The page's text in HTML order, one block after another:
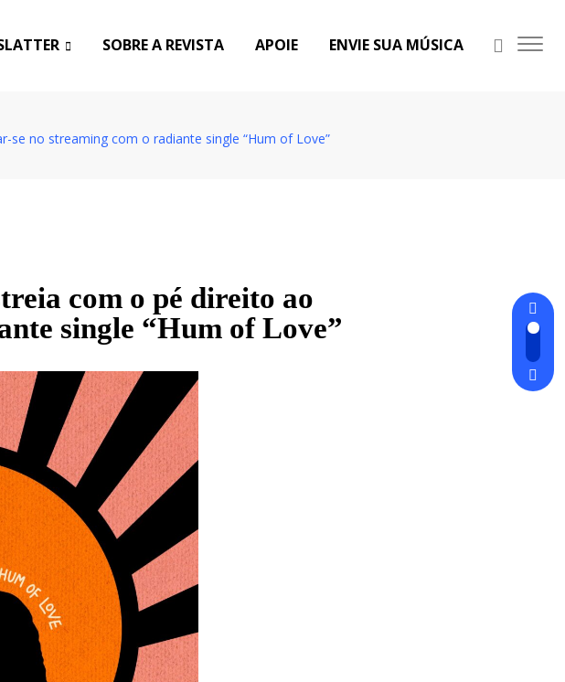
SOBRE A REVISTA APOIE ENVIE SUA MÚSICA
no streaming com o radiante single “Hum of Love”
com o pé direito ao
single “Hum of Love”